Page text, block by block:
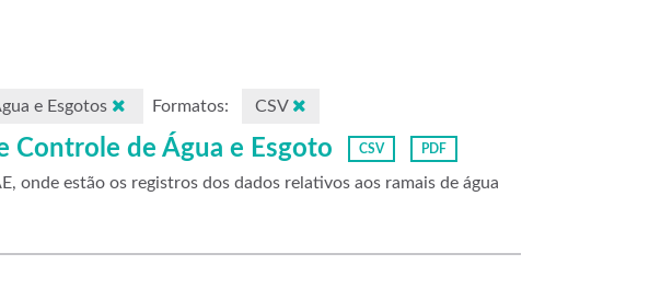
e Esgotos Formatos: CSV
Controle de Água e Esgoto CSV PDF
onde estão os registros dos dados relativos aos ramais de água